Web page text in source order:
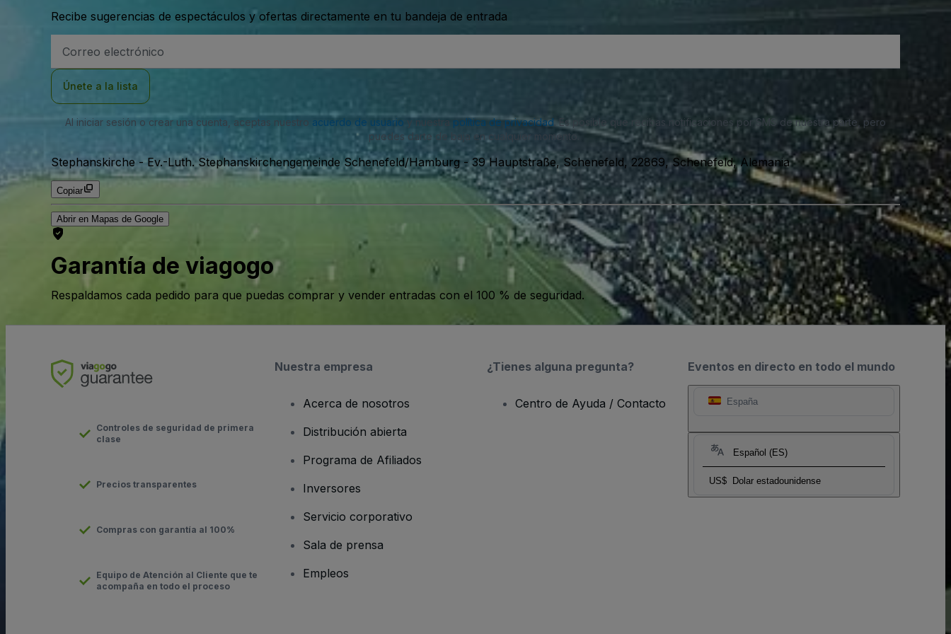
Recibe sugerencias de espectáculos y ofertas directamente en tu bandeja de entrada
de
Únete a la lista
Al iniciar sesión o crear una cuenta, aceptas nuestro acuerdo de usuario y nuestra política de privacidad. Es posible que recibas notificaciones por SMS de nuestra parte, pero
puedes darte de baja en cualquier momento.
Stephanskirche - Ev.-Luth. Stephanskirchengemeinde Schenefeld/Hamburg-39 Hauptstraße, Schenefeld, 22869, Schenefeld, Alemania
Copiar
Abrir en Mapas de Google
Garantía de viagogo
Respaldamos cada pedido para que puedas comprar y vender entradas con el 100 % de seguridad.
Eventos en directo en todo el mundo
España
Español (ES)
US$ Dolar estadounidense
Controles de seguridad de primera
clase
Precios transparentes
Compras con garantía al 100%
Equipo de Atención al Cliente que te
acompaña en todo el proceso
Nuestra empresa
Acerca de nosotros
Distribución abierta
Programa de Afiliados
Inversores
Servicio corporativo
Sala de prensa
Empleos
¿Tienes alguna pregunta?
Centro de Ayuda / Contacto